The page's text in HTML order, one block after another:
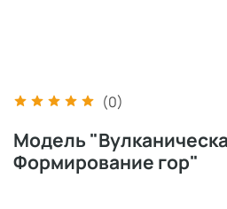
(0)
Модель
Формирование гор"